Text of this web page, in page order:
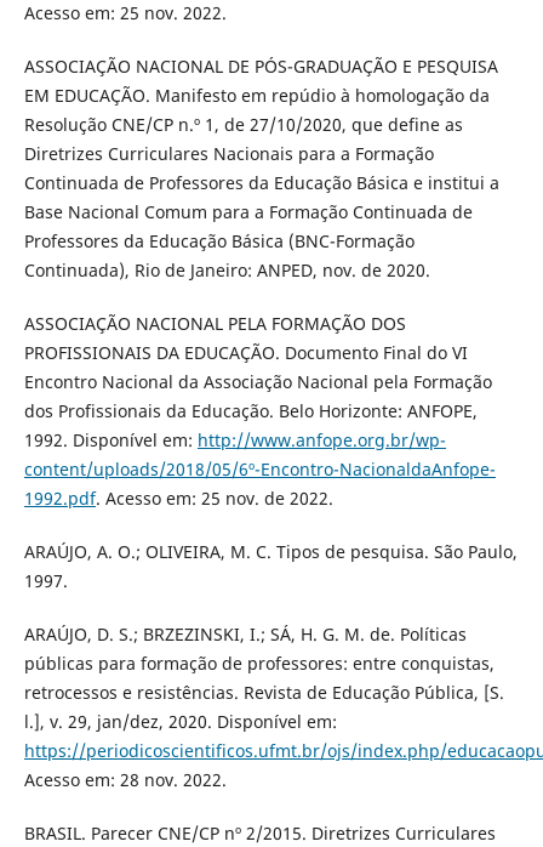
Acesso em: 25 nov. 2022.
ASSOCIAÇÃO NACIONAL DE PÓS-GRADUAÇÃO E PESQUISA
EM EDUCAÇÃO. Manifesto em repúdio à homologação da
Resolução CNE/CP n.º 1, de 27/10/2020, que define as
Diretrizes Curriculares Nacionais para a Formação
Continuada de Professores da Educação Básica e institui a
Base Nacional Comum para a Formação Continuada de
Professores da Educação Básica (BNC-Formação
Continuada), Rio de Janeiro: ANPED, nov. de 2020.
ASSOCIAÇÃO NACIONAL PELA FORMAÇÃO DOS
PROFISSIONAIS DA EDUCAÇÃO. Documento Final do VI
Encontro Nacional da Associação Nacional pela Formação
dos Profissionais da Educação. Belo Horizonte: ANFOPE,
1992. Disponível em: http://www.anfope.org.br/wp-
content/uploads/2018/05/6º-Encontro-NacionaldaAnfope-
1992.pdf. Acesso em: 25 nov. de 2022.
ARAÚJO, A. O.; OLIVEIRA, M. C. Tipos de pesquisa. São Paulo,
1997.
ARAÚJO, D. S.; BRZEZINSKI, I.; SÁ, H. G. M. de. Políticas
públicas para formação de professores: entre conquistas,
retrocessos e resistências. Revista de Educação Pública, [S.
l.], v. 29, jan/dez, 2020. Disponível em:
https://periodicoscientificos.ufmt.br/ojs/index.php/
Acesso em: 28 nov. 2022.
BRASIL. Parecer CNE/CP nº 2/2015. Diretrizes Curriculares